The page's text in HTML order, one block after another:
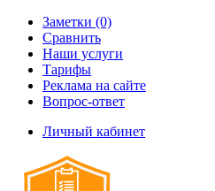
Заметки (0)
Сравнить
Наши услуги
Тарифы
Реклама на сайте
Вопрос-ответ
Личный кабинет